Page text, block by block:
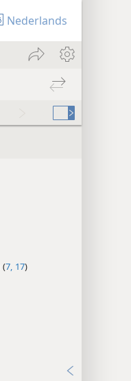
Nederlands
(7, 17)